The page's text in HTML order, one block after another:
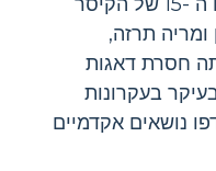
תרזה,
חסרת דאגות
בעקרונות
נושאים אקדמיים